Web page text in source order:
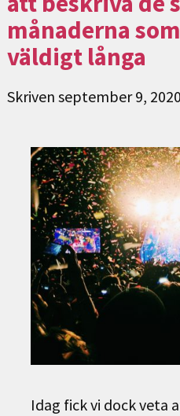
månaderna
väldigt långa
Skriven september 9, 2020
Idag fick vi dock veta